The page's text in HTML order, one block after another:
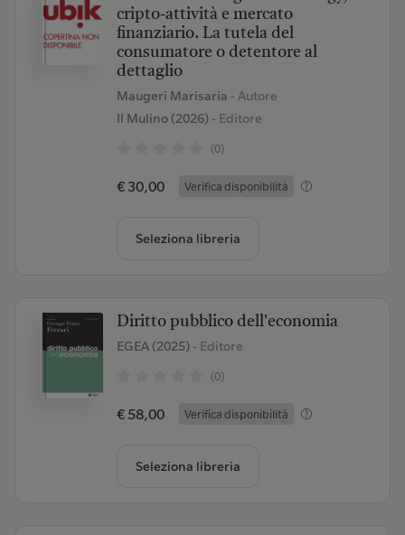
cripto-attività e mercato
finanziario. La tutela del
consumatore o detentore al
dettaglio
Maugeri Marisaria - Autore
Il Mulino (2026)- Editore
(0)
€ 30,00 Verifica disponibilità
Seleziona libreria
Diritto pubblico dell'economia
EGEA (2025)- Editore
(0)
€ 58,00 Verifica disponibilità
Seleziona libreria